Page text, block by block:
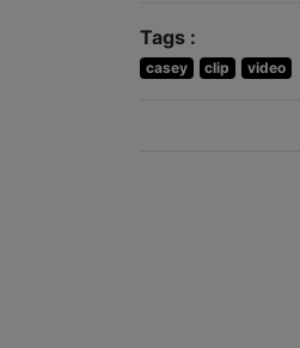
Tags :
casey clip video